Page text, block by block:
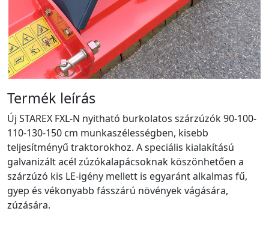
Termék leírás
Új STAREX FXL-N nyitható burkolatos szárzúzók 90-100-
110-130-150 cm munkaszélességben, kisebb
teljesítményű traktorokhoz. A speciális kialakítású
galvanizált acél zúzókalapácsoknak köszönhetően a
szárzúzó kis LE-igény mellett is egyaránt alkalmas fű,
gyep és vékonyabb fásszárú növények vágására,
zúzására.